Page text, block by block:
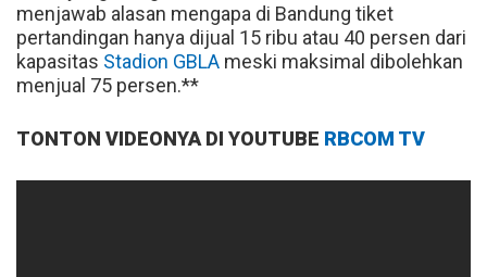
menjawab alasan mengapa di Bandung tiket
pertandingan hanya dijual 15 ribu atau 40 persen dari
kapasitas Stadion GBLA meski maksimal dibolehkan
menjual 75 persen.**
TONTON VIDEONYA DI YOUTUBE RBCOM TV